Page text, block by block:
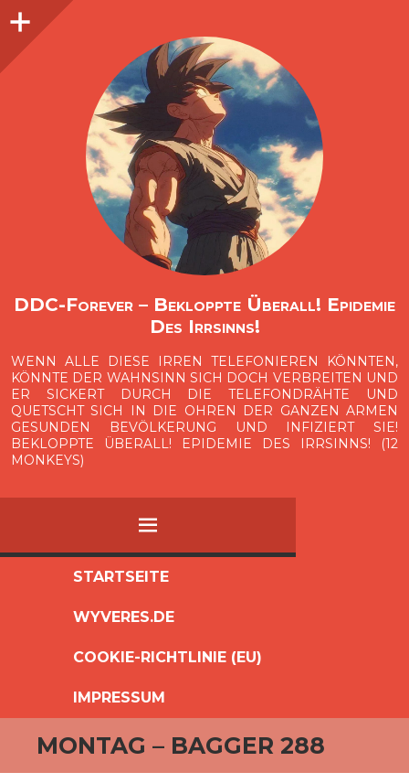
O
p
e
n
i
d
e
b
a
DDC-Forever – Bekloppte Überall! Epidemie
Des Irrsinns!
WENN ALLE DIESE IRREN TELEFONIEREN KÖNNTEN,
KÖNNTE DER WAHNSINN SICH DOCH VERBREITEN UND
ER SICKERT DURCH DIE TELEFONDRÄHTE UND
QUETSCHT SICH IN DIE OHREN DER GANZEN ARMEN
GESUNDEN BEVÖLKERUNG UND INFIZIERT SIE!
BEKLOPPTE ÜBERALL! EPIDEMIE DES IRRSINNS! (12
MONKEYS)
MENÜ
SPRINGEN
STARTSEITE
WYVERES.DE
COOKIE-RICHTLINIE (EU)
IMPRESSUM
Seitenleiste
MONTAG – BAGGER 288